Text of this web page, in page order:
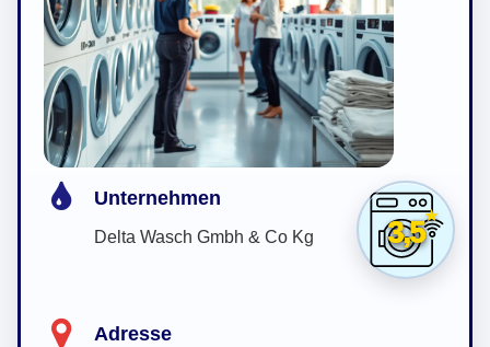
3,5
Unternehmen
Delta Wasch Gmbh & Co Kg
Adresse